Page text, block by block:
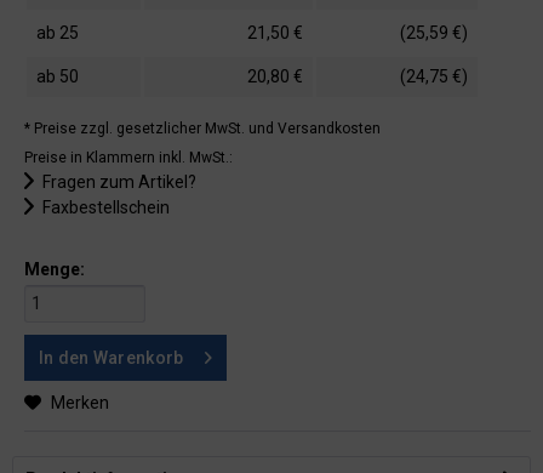
ab 25 21,50 € (25,59 €)
ab 50 20,80 € (24,75 €)
* Preise zzgl. gesetzlicher MwSt. und Versandkosten
Preise in Klammern inkl. MwSt.:
Fragen zum Artikel?
Faxbestellschein
Menge:
In den Warenkorb
Merken